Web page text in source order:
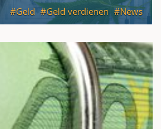
Geld
Geld verdienen News